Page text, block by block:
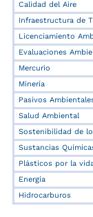
Calidad del Aire
Infraestructura de
Licenciamiento
Evaluaciones
Mercurio
Minería
Pasivos
Salud Ambiental
Sostenibilidad de
Sustancias
Plásticos por la
Energía
Hidrocarburos